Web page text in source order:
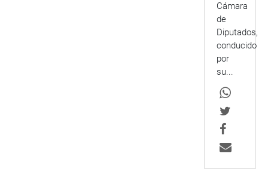
Cámara
de
Diputados,
conducido
por
su...